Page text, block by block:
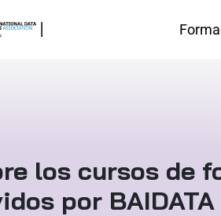
los cursos de
por BAIDATA